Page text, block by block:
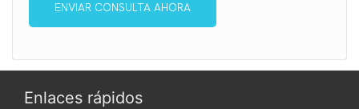
ENVIAR CONSULTA AHORA
Enlaces rápidos